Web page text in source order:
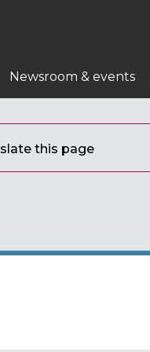
Newsroom & events
this page